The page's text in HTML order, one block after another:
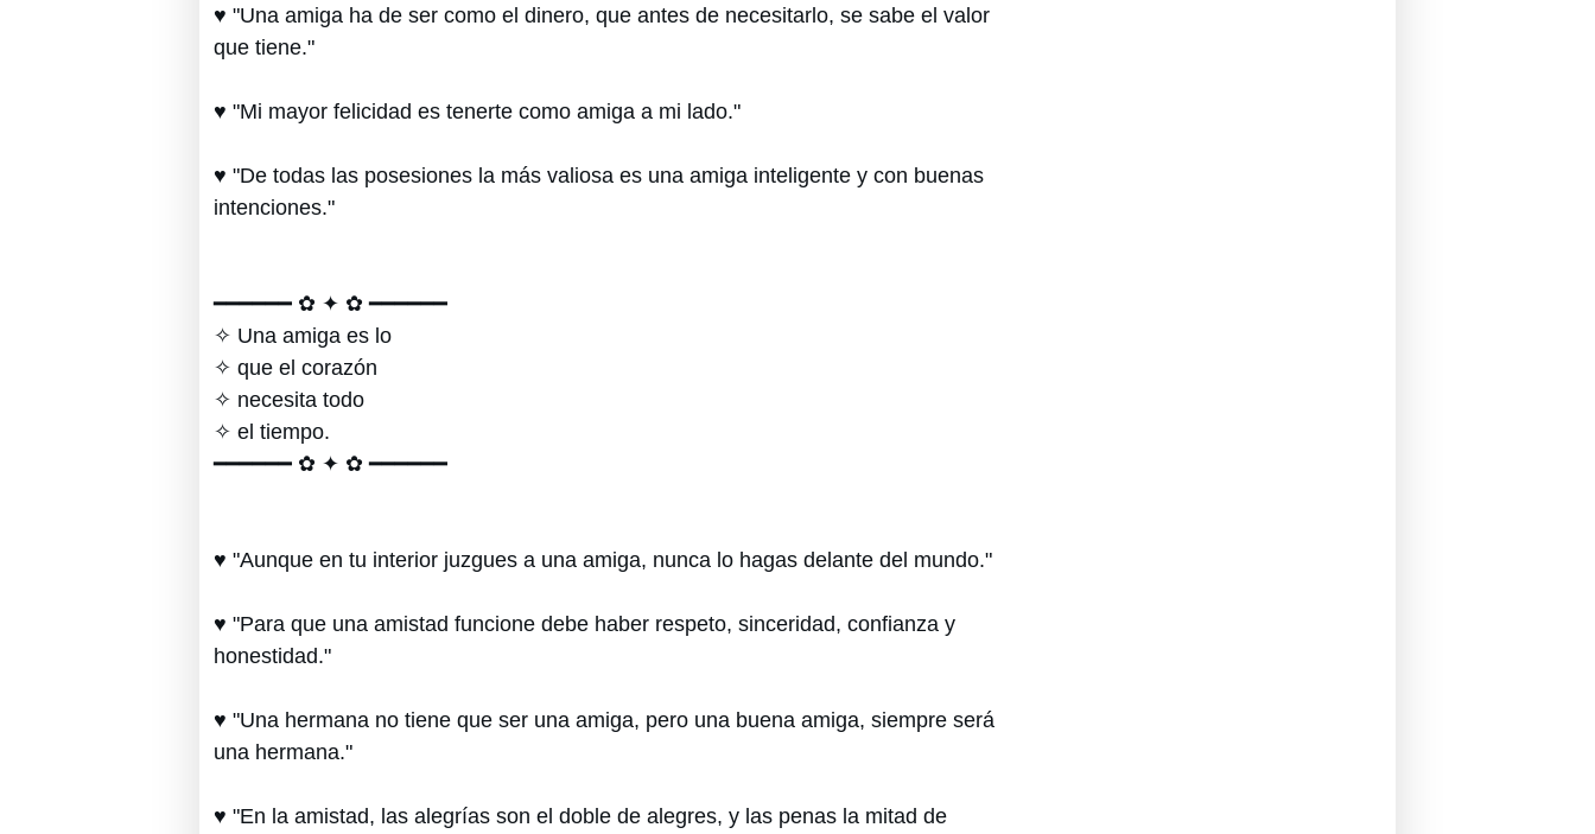
♥ "Una amiga ha de ser como el dinero, que antes de necesitarlo, se sabe el valor
que tiene."
♥ "Mi mayor felicidad es tenerte como amiga a mi lado."
♥ "De todas las posesiones la más valiosa es una amiga inteligente y con buenas
intenciones."
━━━━━━ ✿ ✦ ✿ ━━━━━━
✧ Una amiga es lo
✧ que el corazón
✧ necesita todo
✧ el tiempo.
━━━━━━ ✿ ✦ ✿ ━━━━━━
♥ "Aunque en tu interior juzgues a una amiga, nunca lo hagas delante del mundo."
♥ "Para que una amistad funcione debe haber respeto, sinceridad, confianza y
honestidad."
♥ "Una hermana no tiene que ser una amiga, pero una buena amiga, siempre será
una hermana."
♥ "En la amistad, las alegrías son el doble de alegres, y las penas la mitad de